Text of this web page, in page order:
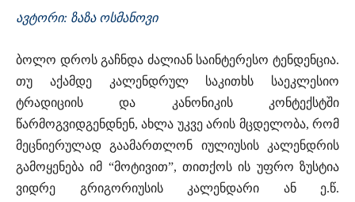
ავტორი: ზაზა ოსმანოვი
ბოლო დროს გაჩნდა ძალიან საინტერესო ტენდენცია.
თუ აქამდე კალენდრულ საკითხს საეკლესიო
ტრადიციის და კანონიკის კონტექსტში
წარმოგვიდგენდნენ, ახლა უკვე არის მცდელობა, რომ
მეცნიერულად გაამართლონ იულიუსის კალენდრის
გამოყენება იმ “მოტივით”, თითქოს ის უფრო ზუსტია
ვიდრე გრიგორიუსის კალენდარი ან ე.წ.